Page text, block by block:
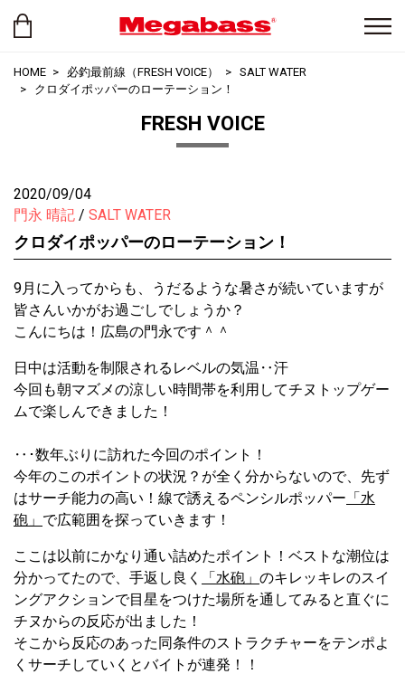
HOME 必釣最前線（FRESH VOICE）
SALT WATER
クロダイポッパーのローテーション！
FRESH VOICE
2020/09/04
門永 晴記
SALT WATER
クロダイポッパーのローテーション！
9月に入ってからも、うだるような暑さが続いていますが
皆さんいかがお過ごしでしょうか？
こんにちは！広島の門永です＾＾
日中は活動を制限されるレベルの気温‥汗
今回も朝マズメの涼しい時間帯を利用してチヌトップゲー
ムで楽しんできました！
‥･数年ぶりに訪れた今回のポイント！
今年のこのポイントの状況？が全く分からないので、先ず
はサーチ能力の高い！線で誘えるペンシルポッパー 「水
砲」 で広範囲を探っていきます！
ここは以前にかなり通い詰めたポイント！ベストな潮位は
分かってたので、手返し良く
「水砲」 のキレッキレのスイ
ングアクションで目星をつけた場所を通してみると直ぐに
チヌからの反応が出ました！
そこから反応のあった同条件のストラクチャーをテンポよ
くサーチしていくとバイトが連発！！